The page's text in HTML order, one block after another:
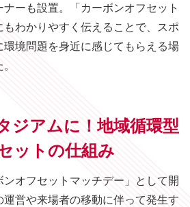
ーも設置。「カーボンオフセット
もわかりやすく伝えることで、スポ
境問題を身近に感じてもらえる場
ジアムに！地域循環型
ットの仕組み
オフセットマッチデー」として開
営や来場者の移動に伴って発生す